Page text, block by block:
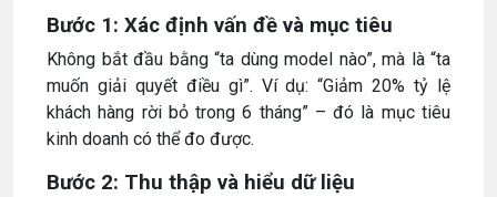
Bước 1: Xác định vấn đề và mục tiêu
Không bắt đầu bằng “ta dùng model nào”, mà là “ta
muốn giải quyết điều gì”. Ví dụ: “Giảm 20% tỷ lệ
khách hàng rời bỏ trong 6 tháng” – đó là mục tiêu
kinh doanh có thể đo được.
Bước 2: Thu thập và hiểu dữ liệu